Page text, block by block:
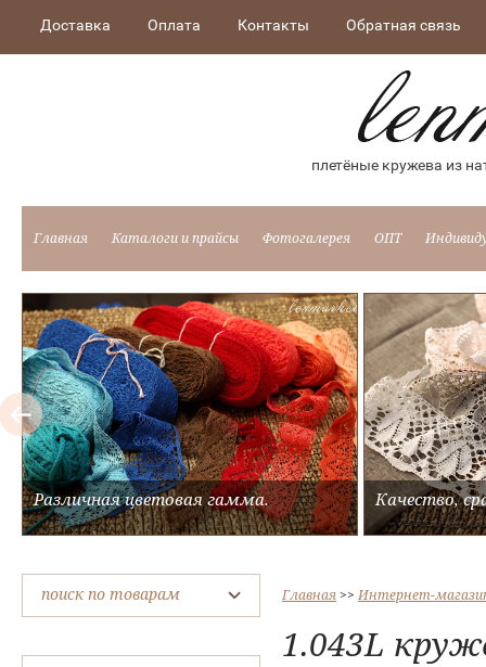
Доставка Оплата Контакты Обратная связь
плетёные кружева из
Главная Каталоги и прайсы Фотогалерея ОПТ
Различная цветовая гамма. Качество,
поиск по товарам Главная >> Интернет-
1.043L